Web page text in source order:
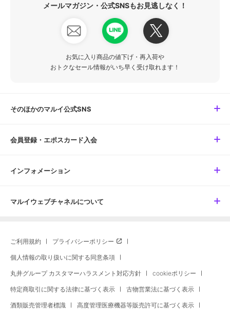
メールマガジン・公式SNSもお見逃しなく！
お気に入り商品の値下げ・再入荷や
おトクなセール情報がいち早く受け取れます！
そのほかのマルイ公式SNS
会員登録・エポスカード入会
インフォメーション
マルイウェブチャネルについて
ご利用規約 プライバシーポリシー
個人情報の取り扱いに関する同意条項
丸井グループ カスタマーハラスメント対応方針 cookieポリシー
特定商取引に関する法律に基づく表示 古物営業法に基づく表示
酒類販売管理者標識 高度管理医療機器等販売許可に基づく表示